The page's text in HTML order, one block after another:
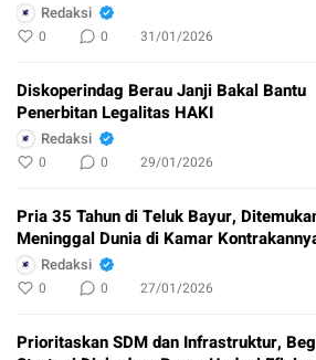
Redaksi
0 0 31/01/2026
Diskoperindag Berau Janji Bakal Bantu
Penerbitan Legalitas HAKI
Redaksi
0 0 29/01/2026
Pria 35 Tahun di Teluk Bayur,
Meninggal Dunia di Kamar
Redaksi
0 0 27/01/2026
Prioritaskan SDM dan Infrastruktur,